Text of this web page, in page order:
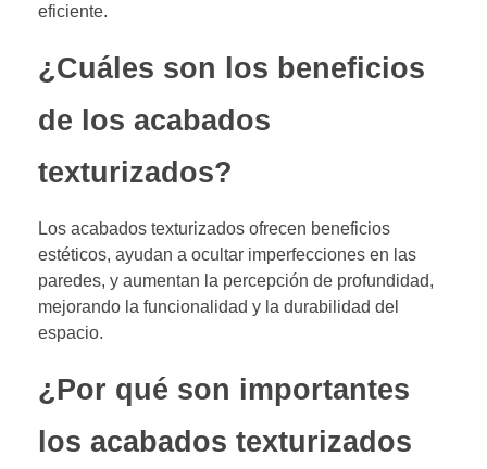
eficiente.
¿Cuáles son los beneficios
de los acabados
texturizados?
Los acabados texturizados ofrecen beneficios
estéticos, ayudan a ocultar imperfecciones en las
paredes, y aumentan la percepción de profundidad,
mejorando la funcionalidad y la durabilidad del
espacio.
¿Por qué son importantes
los acabados texturizados